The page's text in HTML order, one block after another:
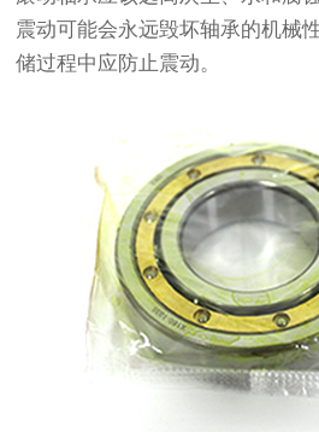
震动可能会永远毁坏轴承的机械
储过程中应防止震动。